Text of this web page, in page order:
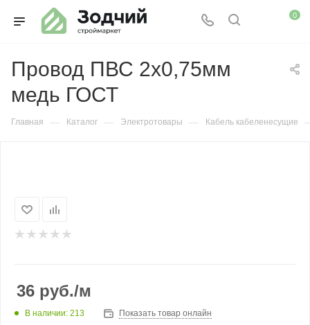
0
Провод ПВС 2х0,75мм
медь ГОСТ
Главная — Каталог — Электротовары — Кабель кабеленесущие
36 руб./м
В наличии: 213 Показать товар онлайн